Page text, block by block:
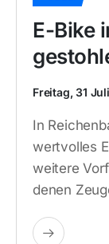
E-Bike
Freitag, 31
In
wertvolles
weitere
denen